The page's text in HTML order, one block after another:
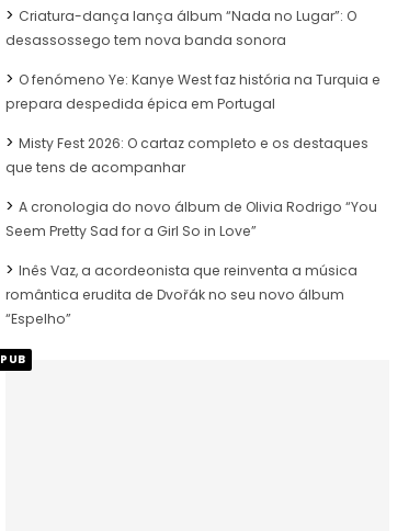
Criatura-dança lança álbum “Nada no Lugar”: O
desassossego tem nova banda sonora
O fenómeno Ye: Kanye West faz história na Turquia e
prepara despedida épica em Portugal
Misty Fest 2026: O cartaz completo e os destaques
que tens de acompanhar
A cronologia do novo álbum de Olivia Rodrigo “You
Seem Pretty Sad for a Girl So in Love”
Inês Vaz, a acordeonista que reinventa a música
romântica erudita de Dvořák no seu novo álbum
“Espelho”
PUB